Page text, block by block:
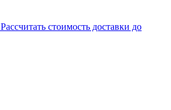
Рассчитать стоимость доставки до